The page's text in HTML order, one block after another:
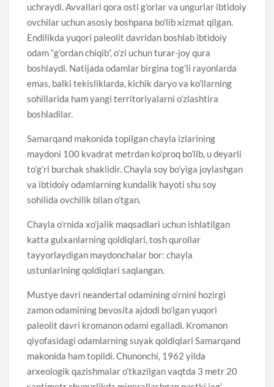
uchraydi. Avvallari qora osti g’orlar va ungurlar ibtidoiy
ovchilar uchun asosiy boshpana bo’lib xizmat qilgan.
Endilikda yuqori paleolit davridan boshlab ibtidoiy
odam “g’ordan chiqib”, o’zi uchun turar-joy qura
boshlaydi. Natijada odamlar birgina tog’li rayonlarda
emas, balki tekisliklarda, kichik daryo va ko’llarning
sohillarida ham yangi territoriyalarni o’zlashtira
boshladilar.
Samarqand makonida topilgan chayla izlarining
maydoni 100 kvadrat metrdan ko’proq bo’lib, u deyarli
to’g’ri burchak shaklidir. Chayla soy bo’yiga joylashgan
va ibtidoiy odamlarning kundalik hayoti shu soy
sohilida ovchilik bilan o’tgan.
Chayla o’rnida xo’jalik maqsadlari uchun ishlatilgan
katta gulxanlarning qoldiqlari, tosh qurollar
tayyorlaydigan maydonchalar bor: chayla
ustunlarining qoldiqlari saqlangan.
Mustye davri neandertal odamining o’rnini hozirgi
zamon odamining bevosita ajdodi bo’lgan yuqori
paleolit davri kromanon odami egalladi. Kromanon
qiyofasidagi odamlarning suyak qoldiqlari Samarqand
makonida ham topildi. Chunonchi, 1962 yilda
arxeologik qazishmalar o’tkazilgan vaqtda 3 metr 20